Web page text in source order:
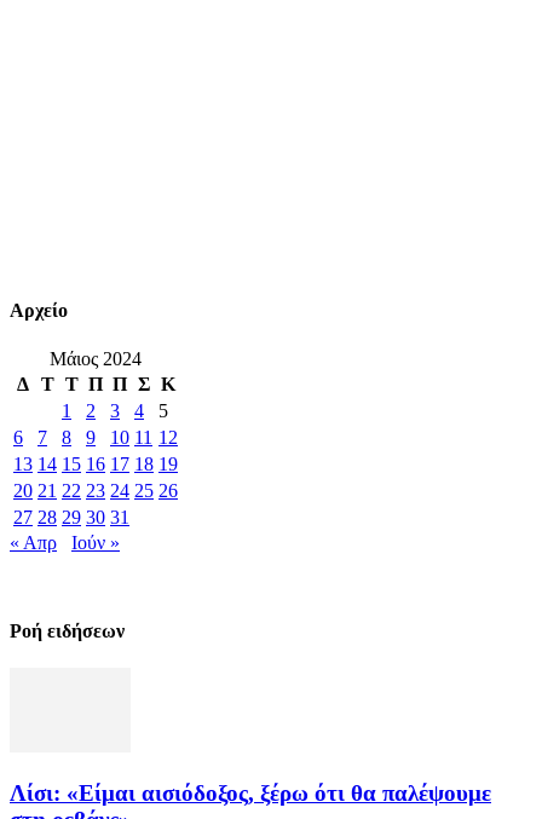
Αρχείο
Μάιος 2024
Δ Τ Τ Π Π Σ Κ
1
2 3 4
5
6
7 8 9 10 11 12
13 14 15 16 17 18 19
20 21 22 23 24 25 26
27 28 29 30 31
« Απρ
Ιούν »
Ροή ειδήσεων
Λίσι: «Είμαι αισιόδοξος, ξέρω ότι θα παλέψουμε